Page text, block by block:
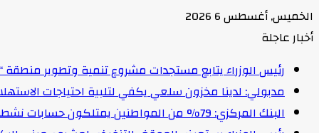
الخميس, أغسطس 6 2026
أخبار عاجلة
رئيس الوزراء يتابع مستجدات مشروع تنمية وتطوير منطقة
مدبولي: لدينا مخزون سلعي يكفي لتلبية احتياجات
البنك المركزي: 79% من المواطنين يمتلكون حسابات نشطة تمكنهم من إجراء معاملات مالية